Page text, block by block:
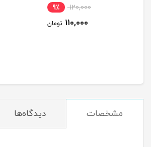
120,000 9٪
110,000 تومان
مشخصات دیدگاه‌ها